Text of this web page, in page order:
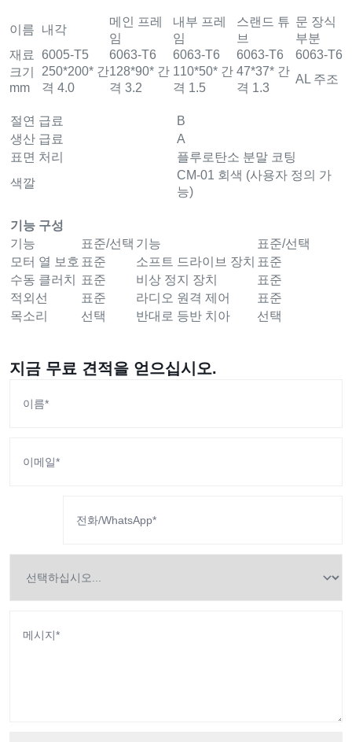
이름 내각
메인 프레
임
내부 프레
임
스랜드 튜
브
문 장식
부분
재료
6005-T5 6063-T6 6063-T6 6063-T6
6063-T6
크기
mm
250*200* 간
격 4.0
128*90* 간
격 3.2
110*50* 간
격 1.5
47*37* 간
격 1.3
AL 주조
절연 급료
B
생산 급료
A
표면 처리
플루로탄소 분말 코팅
색깔
CM-01 회색 (사용자 정의 가
능)
기능 구성
기능
표준/선택 기능
표준/선택
모터 열 보호 표준 소프트 드라이브 장치 표준
수동 클러치
표준 비상 정지 장치
표준
적외선
표준 라디오 원격 제어
표준
목소리
선택 반대로 등반 치아 선택
지금 무료 견적을 얻으십시오.